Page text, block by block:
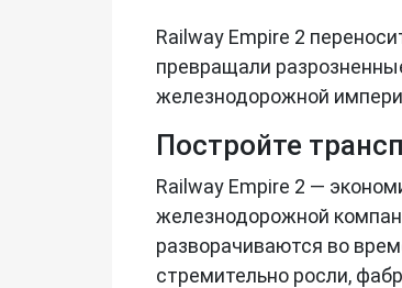
Railway Empire 2
превращали
железнодорожной
Постройте
Railway Empire 2 —
железнодорожной
разворачиваются во
стремительно росли,